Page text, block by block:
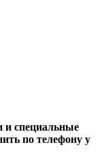
и специальные
по телефону у